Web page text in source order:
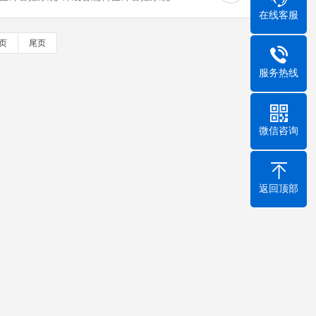
尾页
在线客服
服务热线
微信咨询
返回顶部